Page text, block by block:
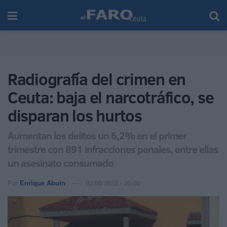
Radiografía del crimen en
Ceuta: baja el narcotráfico, se
disparan los hurtos
Aumentan los delitos un 6,2% en el primer
trimestre con 891 infracciones penales, entre ellas
un asesinato consumado
Por Enrique Abuín 02/06/2022 - 20:00